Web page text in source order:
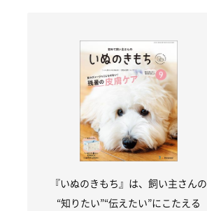
『いぬのきもち』は、飼い主さんの
“知りたい”“伝えたい”にこたえる